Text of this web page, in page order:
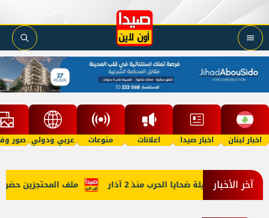
اخبار لبنان اخبار صيدا اعلانات منوعات عربي ودولي صور
آخر الأخبار ملف المحتجزين حضر في إليكم حصيلة ضحايا الحرب منذ 2 آذار